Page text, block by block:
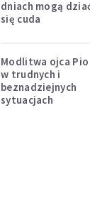
dniach mogą
się cuda
Modlitwa ojca Pio
w trudnych i
beznadziejnych
sytuacjach